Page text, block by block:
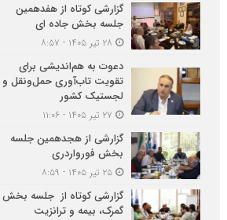
گزارشی کوتاه از هفدهمین
جلسه بخش جاده ای
دعوت به هم‌اندیشی برای
تقویت تاب‌آوری حمل‌ونقل و
لجستیک کشور
گزارشی از هجدهمین جلسه
بخش فورواردری
۲۵ تیر ۱۴۰۵ - ۸:۵۹
گزارشی کوتاه از جلسه بخش
گمرک، بیمه و ترانزیت